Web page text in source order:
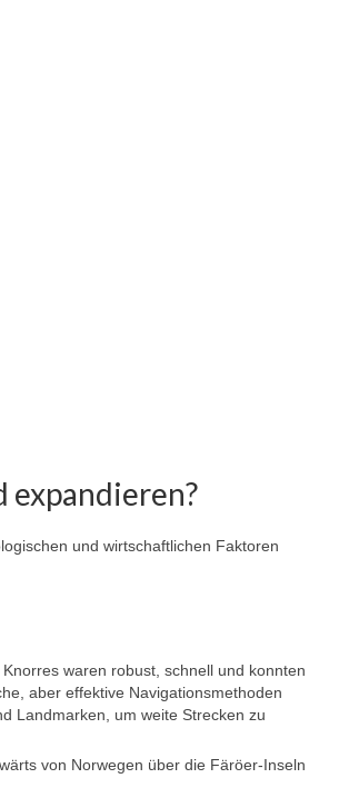
expandieren?
und wirtschaftlichen Faktoren
waren robust, schnell und konnten
aber effektive Navigationsmethoden
Landmarken, um weite Strecken zu
von Norwegen über die Färöer-Inseln